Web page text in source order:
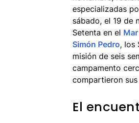
especializadas
sábado, el 19 de
Setenta en el
Simón Pedro, los
misión de seis
campamento
compartieron
El